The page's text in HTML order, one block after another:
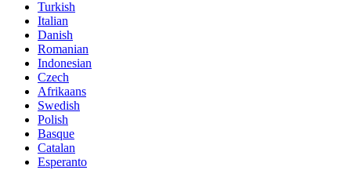
Turkish
Italian
Danish
Romanian
Indonesian
Czech
Afrikaans
Swedish
Polish
Basque
Catalan
Esperanto